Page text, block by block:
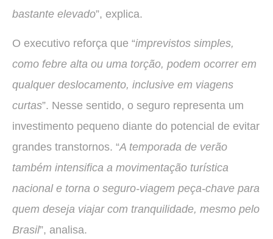
bastante elevado”, explica.
O executivo reforça que “imprevistos simples,
como febre alta ou uma torção, podem ocorrer em
qualquer deslocamento, inclusive em viagens
curtas”. Nesse sentido, o seguro representa um
investimento pequeno diante do potencial de evitar
grandes transtornos. “A temporada de verão
também intensifica a movimentação turística
nacional e torna o seguro-viagem peça-chave para
quem deseja viajar com tranquilidade, mesmo pelo
Brasil”, analisa.